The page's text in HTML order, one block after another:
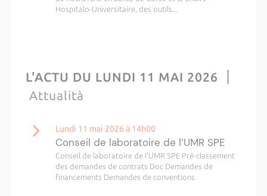
Hospitalo-Universitaire, des outils...
L'ACTU DU LUNDI 11 MAI 2026
Attualità
Lundi 11 mai 2026 à 14h00
Conseil de laboratoire de l’UMR SPE
Conseil de laboratoire de l’UMR SPE Pré-classement
des demandes de contrats Doc Demandes de
financements Demandes de conventions